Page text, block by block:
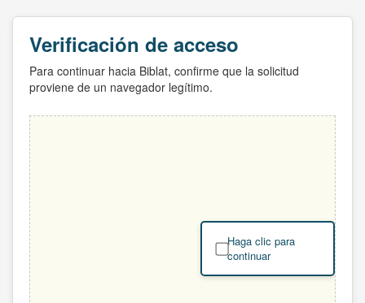
Verificación de acceso
Para continuar hacia Biblat, confirme que la solicitud
proviene de un navegador legítimo.
Haga clic para
continuar